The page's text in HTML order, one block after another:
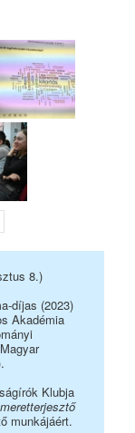
8.)
díjas (2023)
Akadémia
Klubja
munkájáért.